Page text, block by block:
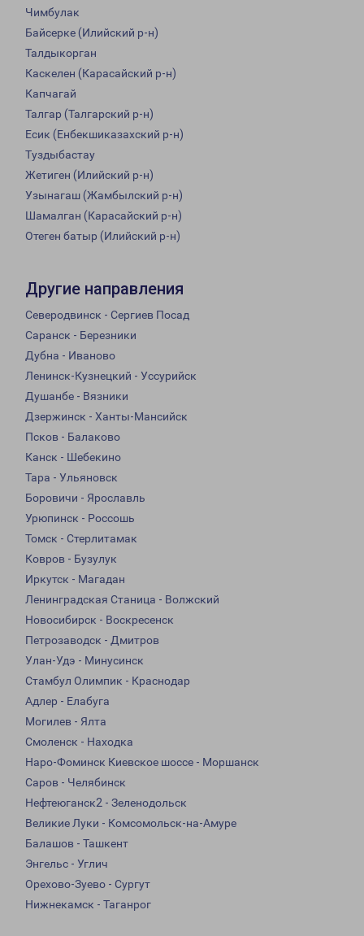
Чимбулак
Байсерке (Илийский р-н)
Талдыкорган
Каскелен (Карасайский р-н)
Капчагай
Талгар (Талгарский р-н)
Есик (Енбекшиказахский р-н)
Туздыбастау
Жетиген (Илийский р-н)
Узынагаш (Жамбылский р-н)
Шамалган (Карасайский р-н)
Отеген батыр (Илийский р-н)
Другие направления
Северодвинск - Сергиев Посад
Саранск - Березники
Дубна - Иваново
Ленинск-Кузнецкий - Уссурийск
Душанбе - Вязники
Дзержинск - Ханты-Мансийск
Псков - Балаково
Канск - Шебекино
Тара - Ульяновск
Боровичи - Ярославль
Урюпинск - Россошь
Томск - Стерлитамак
Ковров - Бузулук
Иркутск - Магадан
Ленинградская Станица - Волжский
Новосибирск - Воскресенск
Петрозаводск - Дмитров
Улан-Удэ - Минусинск
Стамбул Олимпик - Краснодар
Адлер - Елабуга
Могилев - Ялта
Смоленск - Находка
Наро-Фоминск Киевское шоссе - Моршанск
Саров - Челябинск
Нефтеюганск2 - Зеленодольск
Великие Луки - Комсомольск-на-Амуре
Балашов - Ташкент
Энгельс - Углич
Орехово-Зуево - Сургут
Нижнекамск - Таганрог